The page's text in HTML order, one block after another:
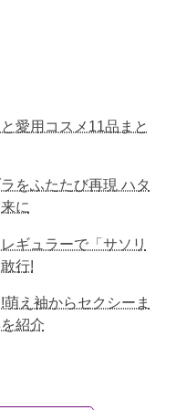
愛用コスメ11品まと
をふたたび再現 ハタ
に
ギュラーで「サソリ
行!
え袖からセクシーま
紹介